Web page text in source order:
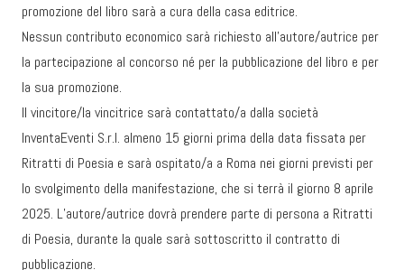
promozione del libro sarà a cura della casa editrice.
Nessun contributo economico sarà richiesto all’autore/autrice per
la partecipazione al concorso né per la pubblicazione del libro e per
la sua promozione.
Il vincitore/la vincitrice sarà contattato/a dalla società
InventaEventi S.r.l. almeno 15 giorni prima della data fissata per
Ritratti di Poesia e sarà ospitato/a a Roma nei giorni previsti per
lo svolgimento della manifestazione, che si terrà il giorno 8 aprile
2025. L’autore/autrice dovrà prendere parte di persona a Ritratti
di Poesia, durante la quale sarà sottoscritto il contratto di
pubblicazione.